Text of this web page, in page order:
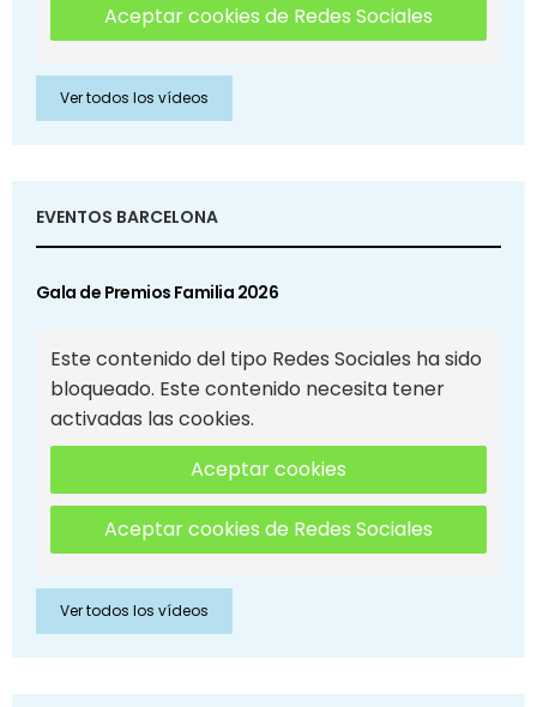
Aceptar cookies de Redes Sociales
Ver todos los vídeos
EVENTOS BARCELONA
Gala de Premios Familia 2026
Este contenido del tipo Redes Sociales ha sido
bloqueado. Este contenido necesita tener
activadas las cookies.
Aceptar cookies
Aceptar cookies de Redes Sociales
Ver todos los vídeos